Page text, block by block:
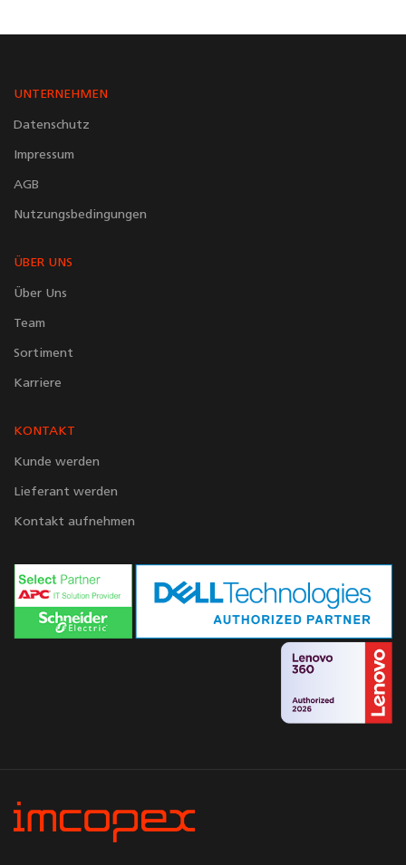
UNTERNEHMEN
Datenschutz
Impressum
AGB
Nutzungsbedingungen
ÜBER UNS
Über Uns
Team
Sortiment
Karriere
KONTAKT
Kunde werden
Lieferant werden
Kontakt aufnehmen